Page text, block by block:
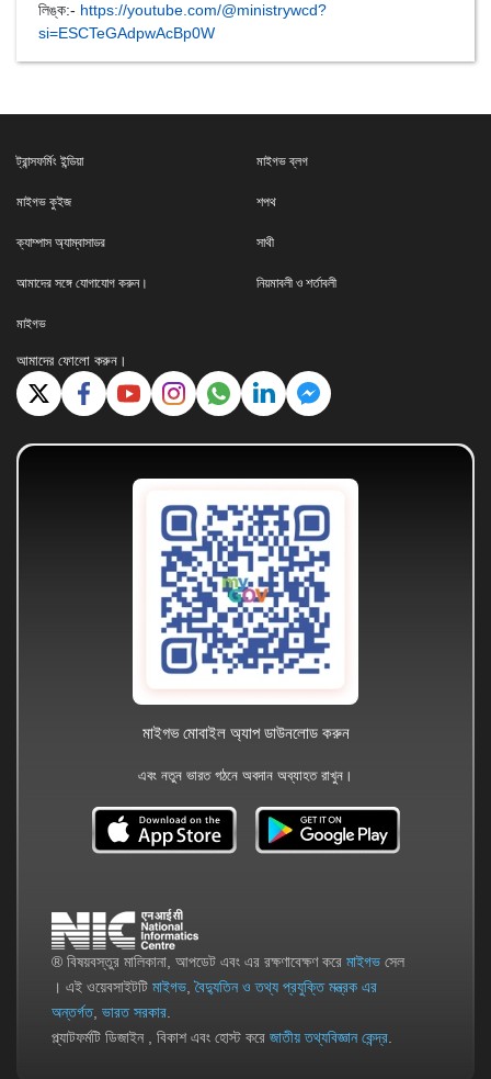
লিঙ্ক:- https://youtube.com/@ministrywcd?
si=ESCTeGAdpwAcBp0W
ট্রান্সফর্মিং ইন্ডিয়া মাইগভ ব্লগ
মাইগভ কুইজ শপথ
ক্যাম্পাস অ্যাম্বাসাডর সাথী
আমাদের সঙ্গে যোগাযোগ করুন। নিয়মাবলী ও শর্তাবলী
মাইগভ
আমাদের ফোলো করুন।
® বিষয়বস্তুর মালিকানা, আপডেট এবং এর রক্ষণাবেক্ষণ করে মাইগভ সেল
। এই ওয়েবসাইটটি মাইগভ,বৈদ্যুতিন ও তথ্য প্রযুক্তি মন্ত্রক এর
অন্তর্গত, ভারত সরকার.
প্ল্যাটফর্মটি ডিজাইন , বিকাশ এবং হোস্ট করে জাতীয় তথ্যবিজ্ঞান কেন্দ্র.
মাইগভ মোবাইল অ্যাপ ডাউনলোড করুন
এবং নতুন ভারত গঠনে অবদান অব্যাহত রাখুন।